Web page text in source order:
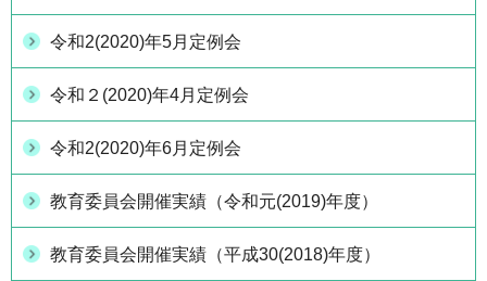
令和2(2020)年5月定例会
令和２(2020)年4月定例会
令和2(2020)年6月定例会
教育委員会開催実績（令和元(2019)年度）
教育委員会開催実績（平成30(2018)年度）